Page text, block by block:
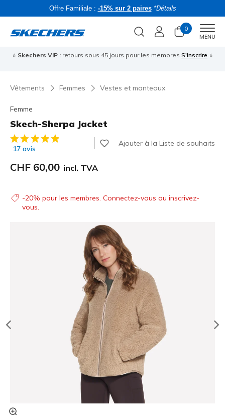
Offre Familiale : -15% sur 2 paires *Détails
0
MENU
⭐ Skechers VIP : retours sous 45 jours pour les membres S'inscrire ⭐
Vêtements Femmes Vestes et manteaux
Femme
Skech-Sherpa Jacket
Évaluation client 3.5 sur 5
17 avis
Ajouter à la Liste de souhaits
CHF 60,00 incl. TVA
-20% pour les membres. Connectez-vous ou inscrivez-
vous.